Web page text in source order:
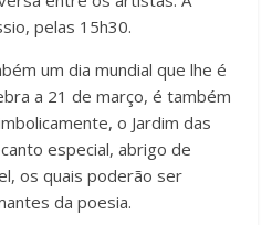
pelas 15h30.
um dia mundial que lhe é
a 21 de março, é também
o Jardim das
especial, abrigo de
os quais poderão ser
da poesia.